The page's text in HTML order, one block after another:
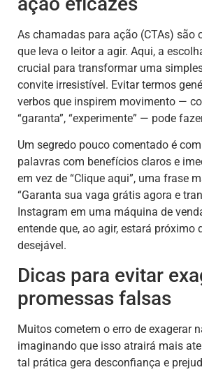
As chamadas para ação (CTAs) são
que leva o leitor a agir. Aqui, a
crucial para transformar uma
convite irresistível. Evitar termos
verbos que inspirem movimento —
“garanta”, “experimente” — pode
Um segredo pouco comentado é
palavras com benefícios claros e
em vez de “Clique aqui”, uma frase
“Garanta sua vaga grátis agora e
Instagram em uma máquina de
entende que, ao agir, estará próximo
desejável.
Dicas para evitar
promessas falsas
Muitos cometem o erro de exagerar
imaginando que isso atrairá mais
tal prática gera desconfiança e